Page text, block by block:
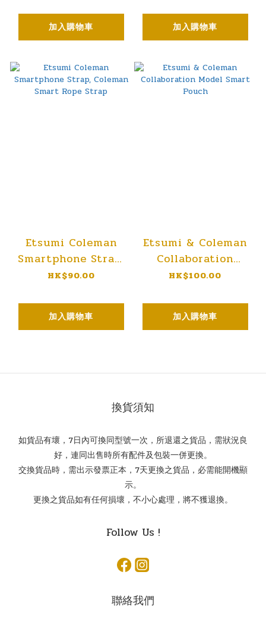
加入購物車
Bag SLR 4.5L Black
CO-8739
加入購物車
Etsumi Coleman
Smartphone Strap,
Coleman Smart
HK$90.00
加入購物車
Etsumi & Coleman
Collaboration
Model Smart Pouch
HK$100.00
加入購物車
換貨須知
如貨品有壞，7日內可換同型號一次，所退還之貨品，需狀況良
好，連同出售時所有配件及包裝一併更換。
交換貨品時，需出示發票正本，7天更換之貨品，必需能開機顯
示。
更換之貨品如有任何損壞，不小心處理，將不獲退換。
Follow Us !
聯絡我們